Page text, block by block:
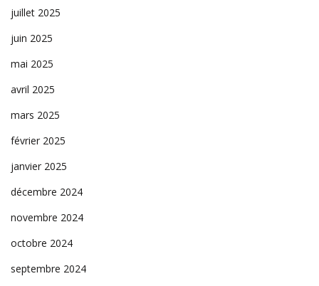
juillet 2025
juin 2025
mai 2025
avril 2025
mars 2025
février 2025
janvier 2025
décembre 2024
novembre 2024
octobre 2024
septembre 2024